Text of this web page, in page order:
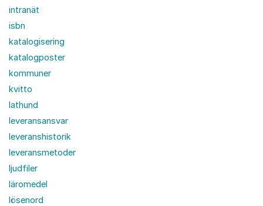
intranät
isbn
katalogisering
katalogposter
kommuner
kvitto
lathund
leveransansvar
leveranshistorik
leveransmetoder
ljudfiler
läromedel
lösenord